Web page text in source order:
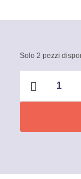
Solo 2 pezzi
mm
quantità